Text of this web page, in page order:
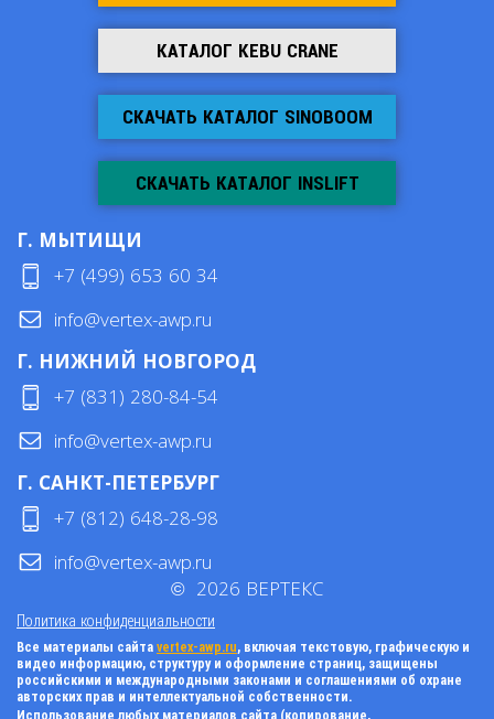
КАТАЛОГ KEBU CRANE
СКАЧАТЬ КАТАЛОГ SINOBOOM
СКАЧАТЬ КАТАЛОГ INSLIFT
Г. МЫТИЩИ
+7 (499) 653 60 34
info@vertex-awp.ru
Г. НИЖНИЙ НОВГОРОД
+7 (831) 280-84-54
info@vertex-awp.ru
Г. САНКТ-ПЕТЕРБУРГ
+7 (812) 648-28-98
info@vertex-awp.ru
Политика конфиденциальности
© 2026 ВЕРТЕКС
Все материалы сайта vertex-awp.ru, включая текстовую, графическую и
видео информацию, структуру и оформление страниц, защищены
российскими и международными законами и соглашениями об охране
авторских прав и интеллектуальной собственности.